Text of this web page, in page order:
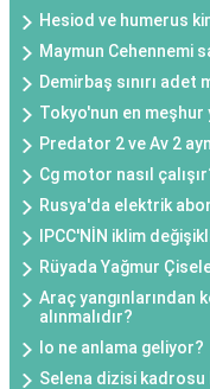
Hesiod ve humerus
Maymun Cehennemi
Demirbaş sınırı adet
Tokyo'nun en meşhur
Predator 2 ve Av 2
Cg motor nasıl
Rusya'da elektrik
IPCC'NİN iklim
Rüyada Yağmur
Araç yangınlarından
alınmalıdır?
Io ne anlama geliyor?
Selena dizisi